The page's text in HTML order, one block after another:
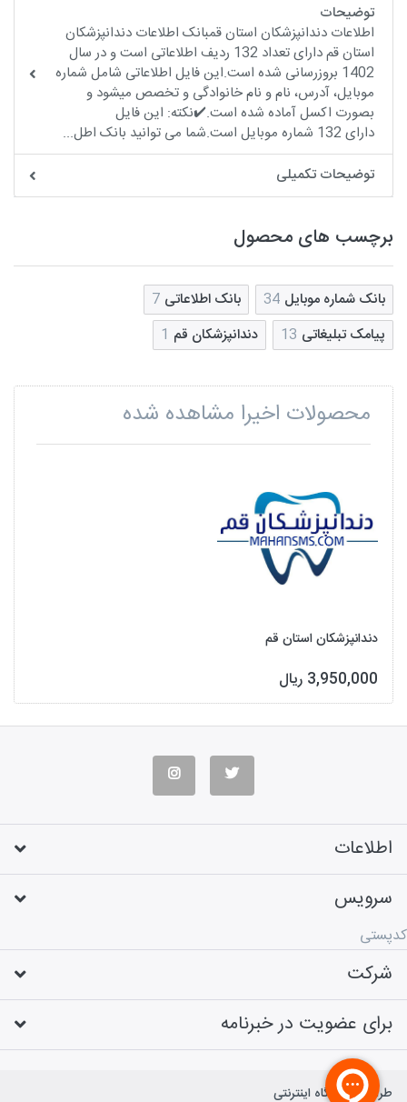
توضیحات
اطلاعات دندانپزشکان استان قمبانک اطلاعات دندانپزشکان
استان قم دارای تعداد 132 ردیف اطلاعاتی است و در سال
1402 بروزرسانی شده است.این فایل اطلاعاتی شامل شماره
موبایل، آدرس، نام و نام خانوادگی و تخصص میشود و
بصورت اکسل آماده شده است.✔️نکته: این فایل
دارای 132 شماره موبایل است.شما می توانید بانک اطل...
توضیحات تکمیلی
برچسب های محصول
بانک شماره موبایل 34 بانک اطلاعاتی 7
پیامک تبلیغاتی 13 دندانپزشکان قم 1
محصولات اخیرا مشاهده شده
دندانپزشکان استان قم
3,950,000 ریال
اطلاعات
سرویس
کدپستی
شرکت
برای عضویت در خبرنامه
طراحی فروشگاه اینترنتی